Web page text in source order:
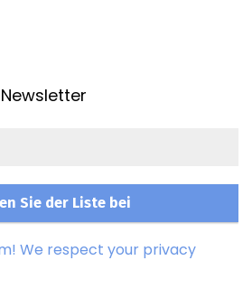
We respect your privacy